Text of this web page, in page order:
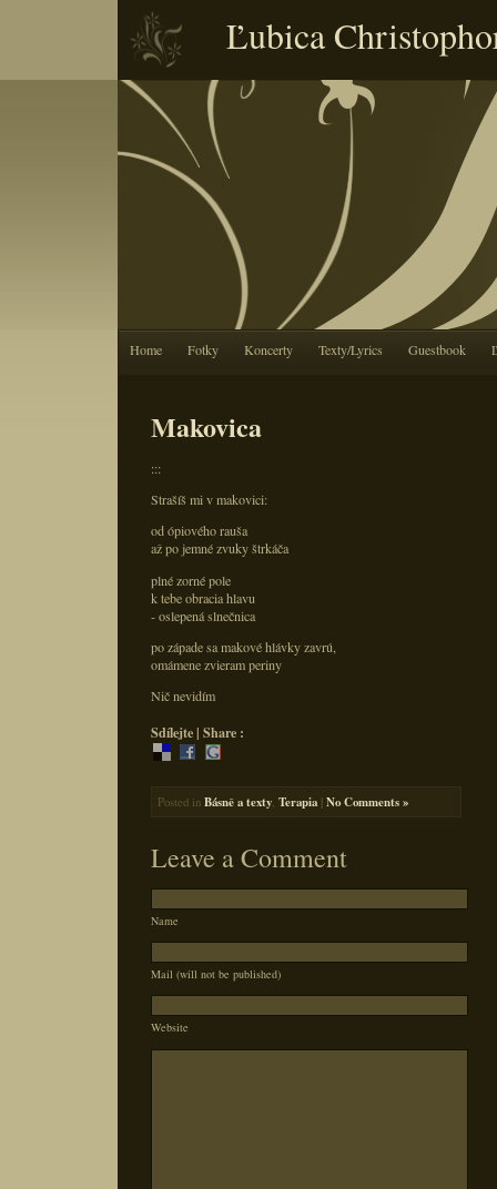
Ľubica
Home Fotky Koncerty Texty/Lyrics Guestbook
Makovica
:::
Strašíš mi v makovici:
od ópiového rauša
až po jemné zvuky štrkáča
plné zorné pole
k tebe obracia hlavu
- oslepená slnečnica
po západe sa makové hlávky zavrú,
omámene zvieram periny
Nič nevidím
Sdílejte | Share :
Posted in Básně a texty Terapia |No Comments »
Leave a Comment
Name
Mail (will not be published)
Website